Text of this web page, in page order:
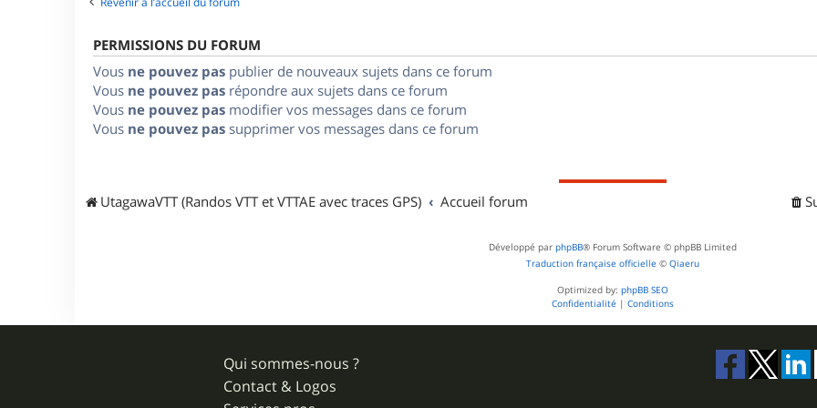
e
PERMISSIONS DU FORUM
Vous ne pouvez pas publier de nouveaux sujets dans ce forum
Vous ne pouvez pas répondre aux sujets dans ce forum
Vous ne pouvez pas modifier vos messages dans ce forum
Vous ne pouvez pas supprimer vos messages dans ce forum
UtagawaVTT (Randos VTT et VTTAE avec traces GPS) Accueil forum
Développé par phpBB® Forum Software © phpBB Limited
Traduction française officielle © Qiaeru
Optimized by: phpBB SEO
Confidentialité | Conditions
Qui sommes-nous ?
Contact & Logos